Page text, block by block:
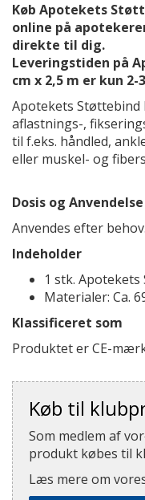
Køb Apotekets
online på
direkte til dig.
Leveringstiden på
cm x 2,5 m er kun 2-
Apotekets Støttebind
aflastnings-,
til f.eks. håndled,
eller muskel- og
Dosis og Anvendelse
Anvendes efter behov.
Indeholder
1 stk. Apotekets
Materialer: Ca.
Klassificeret som
Produktet er CE-
Køb til
Som medlem af
produkt købes til
Læs mere om